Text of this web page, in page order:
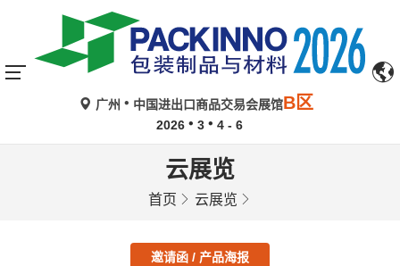
广州 中国进出口商品交易会展馆B区
2026 3 4 - 6
云展览
首页 云展览
邀请函 / 产品海报